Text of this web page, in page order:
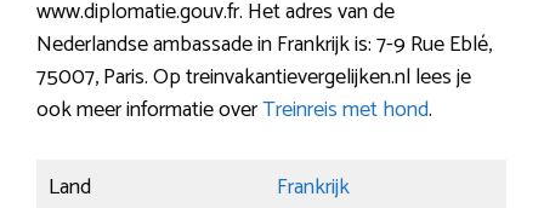
www.diplomatie.gouv.fr. Het adres van de
Nederlandse ambassade in Frankrijk is: 7-9 Rue Eblé,
75007, Paris. Op treinvakantievergelijken.nl lees je
ook meer informatie overTreinreis met hond.
Land
Frankrijk